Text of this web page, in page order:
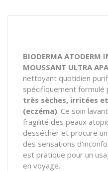
BIODERMA ATODERM
MOUSSANT ULTRA
nettoyant quotidien
spécifiquement formulé
très sèches, irritées
(eczéma). Ce soin
fragilité des peaux
dessécher et procure
des sensations
est pratique pour un
en voyage.